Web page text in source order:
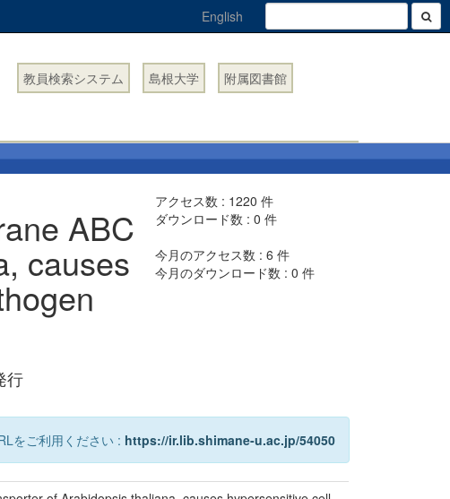
English
教員検索システム 島根大学 附属図書館
ABC
causes
行
アクセス数 : 1220 件
ダウンロード数 :0 件
今月のアクセス数 :6 件
今月のダウンロード数 :0 件
をご利用ください : https://ir.lib.shimane-u.ac.jp/54050